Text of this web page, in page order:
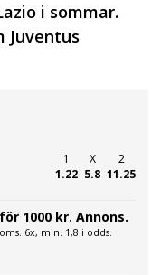
i sommar.
Juventus
1
1.22
X
5.8
2
11.25
1000 kr. Annons.
6x, min. 1,8 i odds.